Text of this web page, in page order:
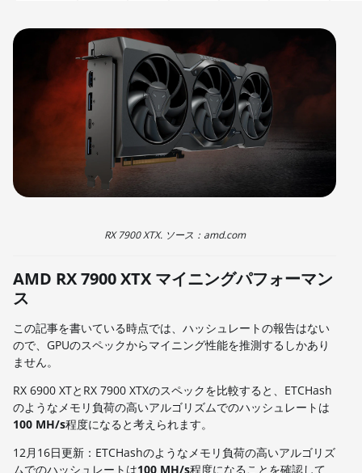
RX 7900 XTX. ソース：amd.com
AMD RX 7900 XTX マイニングパフォーマン
ス
この記事を書いている時点では、ハッシュレートの報告はない
ので、GPUのスペックからマイニング性能を推測するしかあり
ません。
RX 6900 XTとRX 7900 XTXのスペックを比較すると、ETCHash
のようなメモリ負荷の高いアルゴリズムでのハッシュレートは
100 MH/s程度になると考えられます。
12月16日更新：ETCHashのようなメモリ負荷の高いアルゴリズ
ムでのハッシュレートは100 MH/s程度になることを確認して